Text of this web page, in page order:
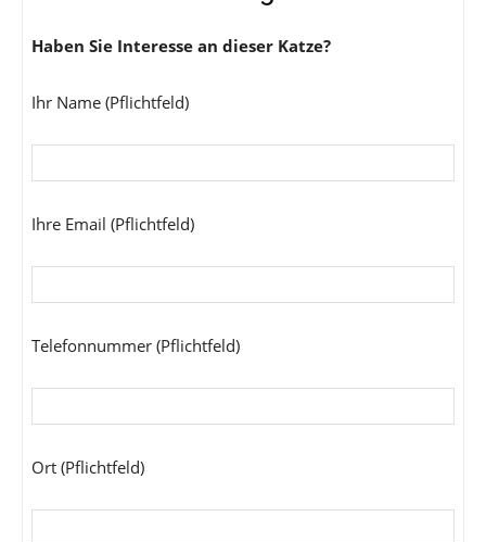
Haben Sie Interesse an dieser Katze?
Ihr Name (Pflichtfeld)
Ihre Email (Pflichtfeld)
Telefonnummer (Pflichtfeld)
Ort (Pflichtfeld)